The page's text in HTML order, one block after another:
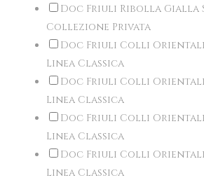
Doc Friuli Ribolla Gialla
Collezione Privata
Doc Friuli Colli
Linea Classica
Doc Friuli Colli Orientali
Linea Classica
Doc Friuli Colli
Linea Classica
Doc Friuli Colli
Linea Classica